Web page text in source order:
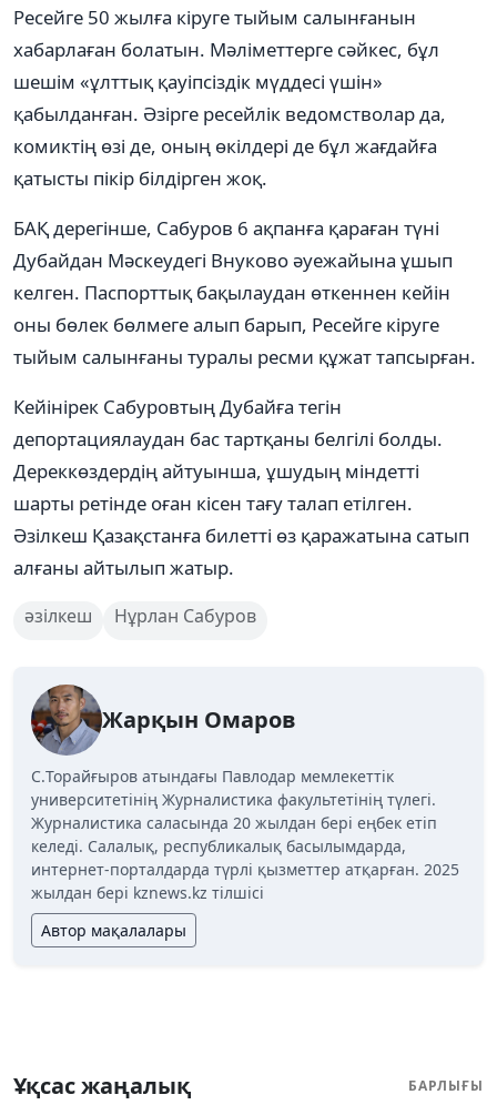
Ресейге 50 жылға кіруге тыйым салынғанын
хабарлаған болатын. Мәліметтерге сәйкес, бұл
шешім «ұлттық қауіпсіздік мүддесі үшін»
қабылданған. Әзірге ресейлік ведомстволар да,
комиктің өзі де, оның өкілдері де бұл жағдайға
қатысты пікір білдірген жоқ.
БАҚ дерегінше, Сабуров 6 ақпанға қараған түні
Дубайдан Мәскеудегі Внуково әуежайына ұшып
келген. Паспорттық бақылаудан өткеннен кейін
оны бөлек бөлмеге алып барып, Ресейге кіруге
тыйым салынғаны туралы ресми құжат тапсырған.
Кейінірек Сабуровтың Дубайға тегін
депортациялаудан бас тартқаны белгілі болды.
Дереккөздердің айтуынша, ұшудың міндетті
шарты ретінде оған кісен тағу талап етілген.
Әзілкеш Қазақстанға билеттi өз қаражатына сатып
алғаны айтылып жатыр.
әзілкеш Нұрлан Сабуров
Жарқын Омаров
C.Торайғыров атындағы Павлодар мемлекеттік
университетінің Журналистика факультетінің түлегі.
Журналистика саласында 20 жылдан бері еңбек етіп
келеді. Салалық, республикалық басылымдарда,
интернет-порталдарда түрлі қызметтер атқарған. 2025
жылдан бері kznews.kz тілшісі
Автор мақалалары
Ұқсас жаңалық БАРЛЫҒЫ